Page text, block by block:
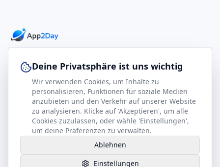
footer.company
Kontakt
Partner werden
Gesundheits-Kompass
Rechtliches
Impressum
Datenschutz
AGB
Deine Privatsphäre ist uns wichtig
Wir verwenden Cookies, um Inhalte zu
personalisieren, Funktionen für soziale Medien
anzubieten und den Verkehr auf unserer Website
zu analysieren. Klicke auf 'Akzeptieren', um alle
Cookies zuzulassen, oder wähle 'Einstellungen',
um deine Präferenzen zu verwalten.
Ablehnen
Einstellungen
Hilfe benötigt?